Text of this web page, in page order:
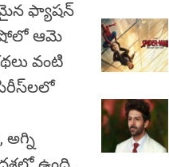
ఫ్యాషన్
షోలో ఆమె
వంటి
సిరీస్‌లలో
అగ్ని